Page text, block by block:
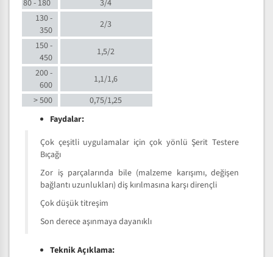
80 - 180
3/4
130 -
350
2/3
150 -
450
1,5/2
200 -
600
1,1/1,6
> 500
0,75/1,25
Faydalar:
Çok çeşitli uygulamalar için çok yönlü Şerit Testere
Bıçağı
Zor iş parçalarında bile (malzeme karışımı, değişen
bağlantı uzunlukları) diş kırılmasına karşı dirençli
Çok düşük titreşim
Son derece aşınmaya dayanıklı
Teknik Açıklama: